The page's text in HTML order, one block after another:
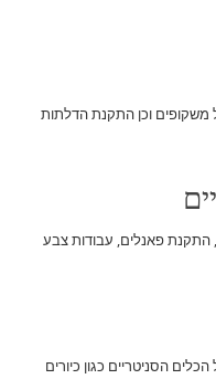
משקופים וכן התקנת הדלתות
התקנת פאנלים, עבודות צבע
הסניטריים כגון כיורים